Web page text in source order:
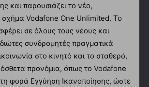
και παρουσιάζει το νέο,
Vodafone One Unlimited. Το
σε όλους τους νέους και
συνδρομητές πραγματικά
στο κινητό και το σταθερό,
προνόμια, όπως το Vodafone
φορά Εγγύηση Ικανοποίησης, ώστε